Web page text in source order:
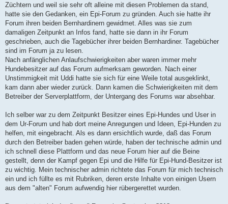
Züchtern und weil sie sehr oft alleine mit diesen Problemen da stand,
hatte sie den Gedanken, ein Epi-Forum zu gründen. Auch sie hatte ihr
Forum ihren beiden Bernhardinern gewidmet. Alles was sie zum
damaligen Zeitpunkt an Infos fand, hatte sie dann in ihr Forum
geschrieben, auch die Tagebücher ihrer beiden Bernhardiner. Tagebücher
sind im Forum ja zu lesen.
Nach anfänglichen Anlaufschwierigkeiten aber waren immer mehr
Hundebesitzer auf das Forum aufmerksam geworden. Nach einer
Unstimmigkeit mit Uddi hatte sie sich für eine Weile total ausgeklinkt,
kam dann aber wieder zurück. Dann kamen die Schwierigkeiten mit dem
Betreiber der Serverplattform, der Untergang des Forums war absehbar.
Ich selber war zu dem Zeitpunkt Besitzer eines Epi-Hundes und User in
dem Ur-Forum und hab dort meine Anregungen und Ideen, Epi-Hunden zu
helfen, mit eingebracht. Als es dann ersichtlich wurde, daß das Forum
durch den Betreiber baden gehen würde, haben der technische admin und
ich schnell diese Plattform und das neue Forum hier auf die Beine
gestellt, denn der Kampf gegen Epi und die Hilfe für Epi-Hund-Besitzer ist
zu wichtig. Mein technischer admin richtete das Forum für mich technisch
ein und ich füllte es mit Rubriken, deren erste Inhalte von einigen Usern
aus dem "alten" Forum aufwendig hier rübergerettet wurden.